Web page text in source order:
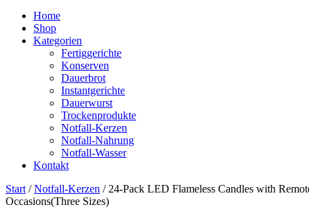
Home
Shop
Kategorien
Fertiggerichte
Konserven
Dauerbrot
Instantgerichte
Dauerwurst
Trockenprodukte
Notfall-Kerzen
Notfall-Nahrung
Notfall-Wasser
Kontakt
Start /Notfall-Kerzen / 24-Pack LED Flameless Candles with
Occasions(Three Sizes)